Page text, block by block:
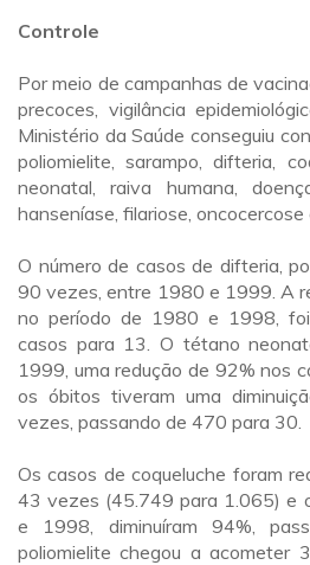
Controle
Por meio de campanhas de
precoces, vigilância
Ministério da Saúde conseguiu
poliomielite, sarampo, difteria,
neonatal, raiva humana,
hanseníase, filariose, oncocercose
O número de casos de difteria,
90 vezes, entre 1980 e 1999. A
no período de 1980 e 1998,
casos para 13. O tétano
1999, uma redução de 92% nos
os óbitos tiveram uma
vezes, passando de 470 para 30.
Os casos de coqueluche foram
43 vezes (45.749 para 1.065) e
e 1998, diminuíram 94%,
poliomielite chegou a acometer